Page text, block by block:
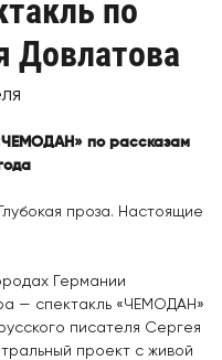
по
Довлатова
по рассказам
проза. Настоящие
Германии
— спектакль «ЧЕМОДАН»
писателя Сергея
проект с живой